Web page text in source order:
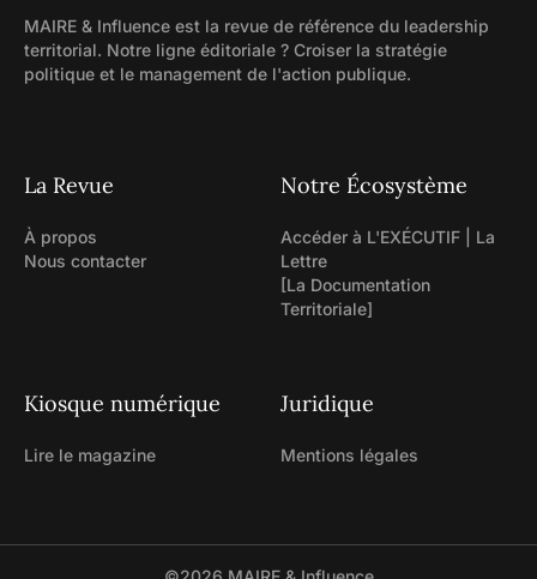
MAIRE & Influence est la revue de référence du leadership
territorial. Notre ligne éditoriale ? Croiser la stratégie
politique et le management de l'action publique.
La Revue
À propos
Nous contacter
Notre Écosystème
Accéder à L'EXÉCUTIF | La
Lettre
[La Documentation
Territoriale]
Kiosque numérique
Lire le magazine
Juridique
Mentions légales